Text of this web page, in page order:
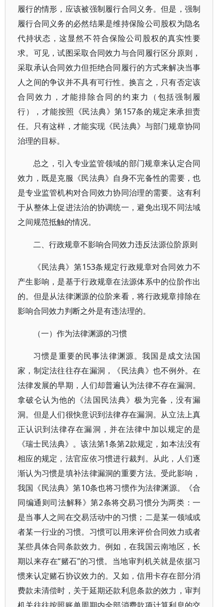
履行的情形，应该被强制履行合同义务。但是，强制
履行合同义务的必然结果是维持保险公司股权为隐名
代持状态，这显然不符合保险公司股权的真实性要
求。可见，试图采取合同效力与合同履行区分原则，
采取承认合同效力但拒绝合同履行的方式来解决当事
人之间的争议并不具有可行性。换言之，只有否定该
合同效力，才能排除合同的约束力（包括强制履
行），才能按照《民法典》第157条的规定来承担责
任。只有这样，才能实现《民法典》与部门规章协同
治理的目标。
总之，引入专业监管领域的部门规章来认定合同
效力，既是克服《民法典》自身不完备性的需要，也
是专业监管机构对合同效力协同治理的需要。这有利
于从整体上促进法治的协调统一，避免出现不同法域
之间规范抵触的情况。
二、行政规章不影响合同效力违反法源位阶原则
《民法典》第153条规定行政规章对合同效力不
产生影响，是基于行政规章在法源体系中的位阶作出
的。但是从法律渊源的位阶来看，将行政规章排除在
影响合同效力判断之外是有违法理的。
（一）作为法律渊源的习惯
习惯是重要的民事法律渊源。我国是成文法国
家，制定法往往存在漏洞，《民法典》也不例外。在
法律发展的早期，人们却普遍认为法律不存在漏洞。
拿破仑认为他的《法国民法典》极为完备，没有漏
洞。但是人们很快意识到法律存在漏洞。从立法上真
正认识到法律存在漏洞，并在法律中加以规定的是
《瑞士民法典》。该法第1条第2款规定，如本法没有
相应的规定，法官应依习惯进行裁判。从此，人们逐
渐认为习惯是填补法律漏洞的重要方法。受此影响，
我国《民法典》第10条也将习惯作为法律渊源。《合
同编通则司法解释》第2条将交易习惯分为两类：一
是当事人之间在交易活动中的习惯；二是某一领域或
者某一行业的习惯。习惯可以用来评价合同效力或者
某些具体合同条款效力。例如，在我国云南地区，长
期以来存在“赌石”的习惯。当地审判机关就是依据习
惯来认定赌石协议效力的。又如，信用卡存在部分消
费款未清偿时，关于延期还款利息条款的效力，审判